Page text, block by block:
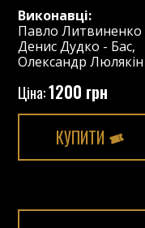
Виконавці:
Павло Литвиненко
Денис Дудко - Бас,
Олександр Люлякін
Ціна:1200 грн
КУПИТИ